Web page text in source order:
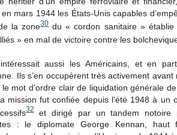
mars 1944 les États-Unis capables
la zone30du « cordon sanitaire » établie
» en mal de victoire contre les
intéressait aussi les Américains, et en
Ils s’en occupèrent très activement
mot d’ordre clair de liquidation générale
mission fut confiée depuis l’été 1948 à un
32et dirigé par un tandem notoire
: le diplomate George Kennan, haut